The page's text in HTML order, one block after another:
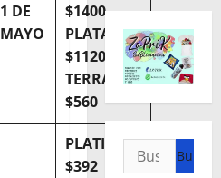
1 DE
MAYO
$1400
PLATA
$1120
TERRAZAS
$560
PLATINO
$392
Buscar: